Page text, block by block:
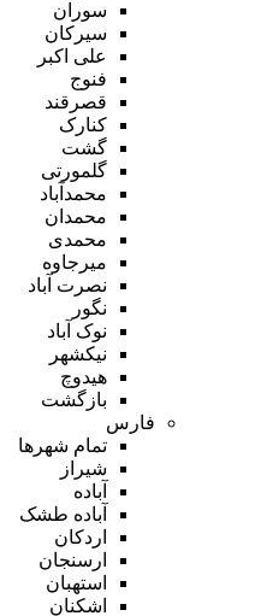
سوران
سیرکان
علی اکبر
فنوج
قصرقند
کنارک
گشت
گلمورتی
محمدآباد
محمدان
محمدی
میرجاوه
نصرت آباد
نگور
نوک آباد
نیکشهر
هیدوچ
بازگشت
فارس
تمام شهر‌ها
شیراز
آباده
آباده طشک
اردکان
ارسنجان
استهبان
اشکنان